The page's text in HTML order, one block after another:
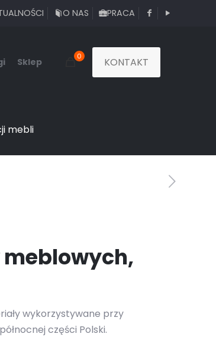
O NAS PRACA
Sklep 0 KONTAKT
mebli
wykorzystywane przy
części Polski.